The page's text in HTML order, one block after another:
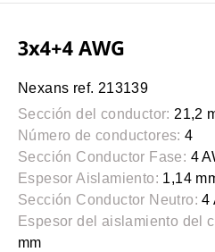
3x4+4 AWG
Nexans ref. 213139
Sección del conductor: 21,2
Número de conductores: 4
Sección Conductor Fase: 4
Espesor Aislamiento: 1,14
Sección Conductor Neutro: 4
Espesor del aislamiento del
mm